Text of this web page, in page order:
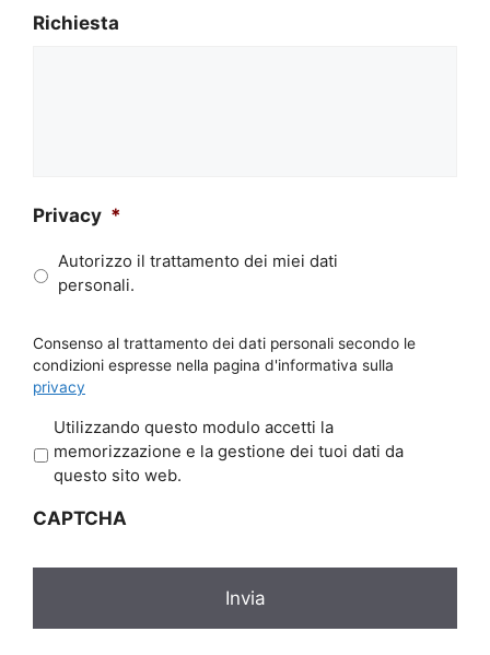
Richiesta
Privacy *
Autorizzo il trattamento dei miei dati
personali.
Consenso al trattamento dei dati personali secondo le
condizioni espresse nella pagina d'informativa sulla
privacy
r
a
y
Utilizzando questo modulo accetti la
memorizzazione e la gestione dei tuoi dati da
questo sito web.
CAPTCHA